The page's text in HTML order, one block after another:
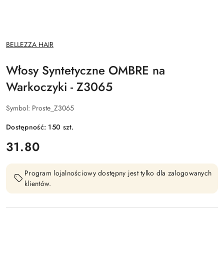
NAZWA
PRODUCENTA:
BELLEZZA HAIR
Włosy Syntetyczne OMBRE na
Warkoczyki - Z3065
Symbol: Proste_Z3065
Dostępność: 150 szt.
cena:
31.80
Program lojalnościowy dostępny jest tylko dla zalogowanych
klientów.